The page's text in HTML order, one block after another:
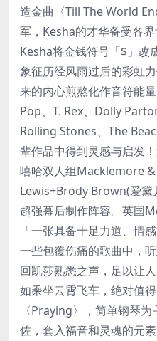
造金曲〈Till The World
军，Kesha的才华备受各界
Kesha将金钱符号「$」改
象征历经风雨过后的彩虹
来的内心煎熬化作音符能
Pop、T. Rex、Dolly
Rolling Stones、The
辈作品中得到灵感与启发
嘻哈双人组Macklemore
Lewis+Brody Brown(爱黛
超强幕后制作阵容。英国
「一张具备十足力道、情
一些包覆伤痛的歌曲中，
回凯莎熟悉之声，足以让
如乘坐云霄飞车，绝对值
〈Praying〉，简单钢琴
佐，套入福音和灵魂的元